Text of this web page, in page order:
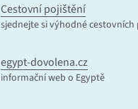
Cestovní pojištění
sjednejte si výhodné
egypt-dovolena.cz
informační web o Egyptě